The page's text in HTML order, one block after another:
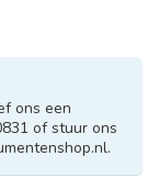
ons een
of stuur ons
.